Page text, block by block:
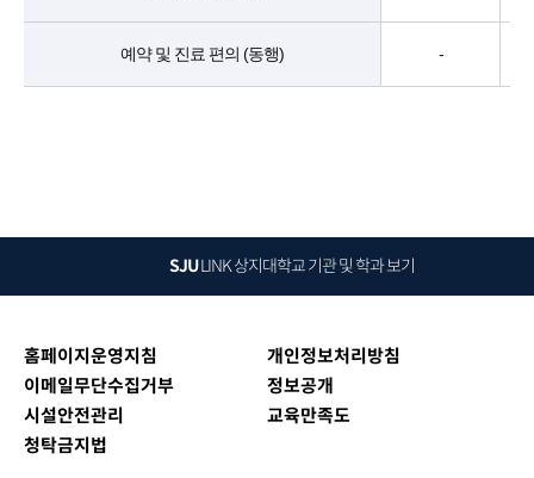
예약 및 진료 편의 (동행) -
SJULINK상지대학교 기관 및 학과 보기
홈페이지운영지침
개인정보처리방침
이메일무단수집거부
정보공개
시설안전관리
교육만족도
청탁금지법